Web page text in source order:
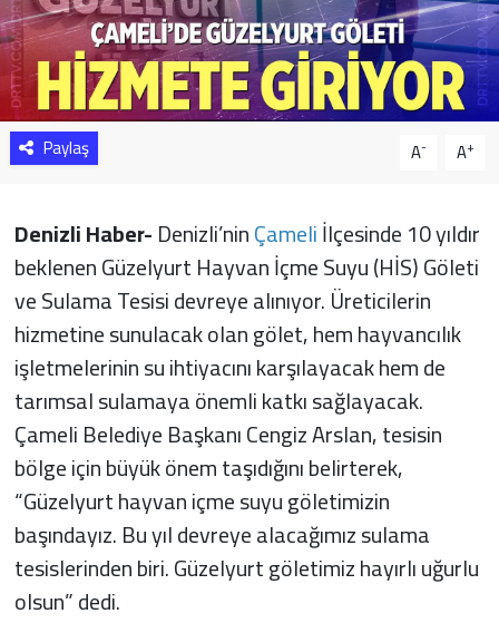
Paylaş A- A+
Denizli Haber-Denizli’ninÇameliİlçesinde 10 yıldır
beklenen Güzelyurt Hayvan İçme Suyu (HİS) Göleti
ve Sulama Tesisi devreye alınıyor. Üreticilerin
hizmetine sunulacak olan gölet, hem hayvancılık
işletmelerinin su ihtiyacını karşılayacak hem de
tarımsal sulamaya önemli katkı sağlayacak.
Çameli Belediye Başkanı Cengiz Arslan, tesisin
bölge için büyük önem taşıdığını belirterek,
“Güzelyurt hayvan içme suyu göletimizin
başındayız. Bu yıl devreye alacağımız sulama
tesislerinden biri. Güzelyurt göletimiz hayırlı uğurlu
olsun” dedi.
Resmi İlan
Resmi Reklam